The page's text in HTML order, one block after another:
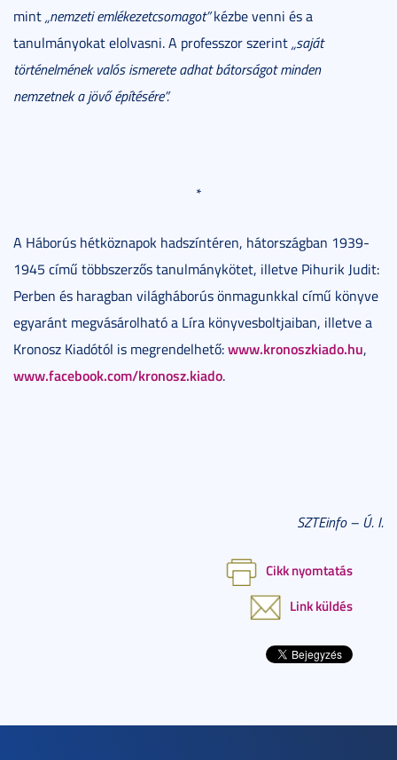
mint„nemzeti emlékezetcsomagot”kézbe venni és a
tanulmányokat elolvasni. A professzor szerint„saját
történelmének valós ismerete adhat bátorságot minden
nemzetnek a jövő építésére”.
*
A Háborús hétköznapok hadszíntéren, hátországban 1939-
1945 című többszerzős tanulmánykötet, illetve Pihurik Judit:
Perben és haragban világháborús önmagunkkal című könyve
egyaránt megvásárolható a Líra könyvesboltjaiban, illetve a
Kronosz Kiadótól is megrendelhető:www.kronoszkiado.hu,
www.facebook.com/kronosz.kiado.
SZTEinfo – Ú. I.
Cikk nyomtatás
Link küldés